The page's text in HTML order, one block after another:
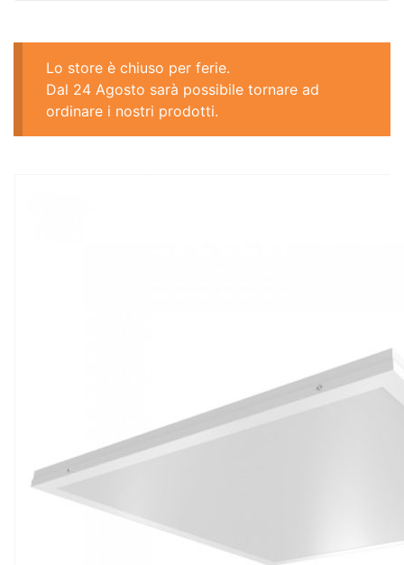
Lo store è chiuso per ferie.
Dal 24 Agosto sarà possibile tornare ad
ordinare i nostri prodotti.